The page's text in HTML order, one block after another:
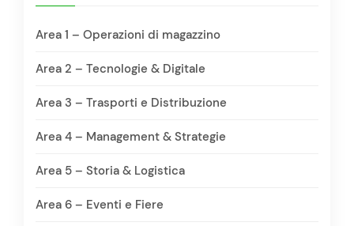
Area 1 – Operazioni di magazzino
Area 2 – Tecnologie & Digitale
Area 3 – Trasporti e Distribuzione
Area 4 – Management & Strategie
Area 5 – Storia & Logistica
Area 6 – Eventi e Fiere